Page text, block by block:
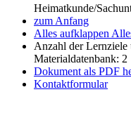
Heimatkunde/
zum Anfang
Alles aufklappen
Anzahl der Lernziele
Materialdatenbank: 2
Dokument als PDF
Kontaktformular